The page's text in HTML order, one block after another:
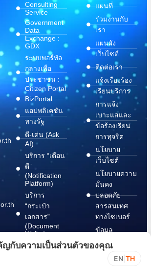
Consulting
Service
Government
Data
Exchange :
GDX
ระบบพอร์ทัล
กลางเพื่อ
ประชาชน :
Citizen Portal
BizPortal
แอปพลิเคชัน
ทางรัฐ
ดี-เด่น (Ask
AI)
บริการ “เตือน
ดี”
(Notification
Platform)
บริการ
“กระเป๋า
เอกสาร”
(Document
Wallet)
แผนที่
ร่วมงานกับ
เรา
แผนผัง
เว็บไซต์
ติดต่อเรา
แจ้งเรื่องร้อง
เรียนบริการ
การแจ้ง
เบาะแสและ
ข้อร้องเรียน
การทุจริต
นโยบาย
เว็บไซต์
นโยบายความ
มั่นคง
ปลอดภัย
สารสนเทศ
ทางไซเบอร์
ข้อมูล
ปฏิบัติตาม
พ.ร.บ. การ
ญกับความเป็นส่วนตัวของคุณ
EN TH